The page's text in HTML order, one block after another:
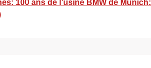
100 ans de l’usine BMW de Munich: